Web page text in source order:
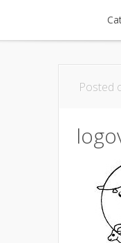
Posted